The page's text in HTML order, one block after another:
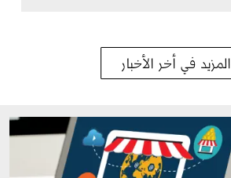
المزيد في أخر الأخبار